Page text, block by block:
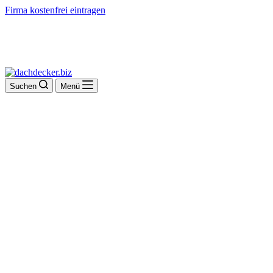
Firma kostenfrei eintragen
Suchen Menü